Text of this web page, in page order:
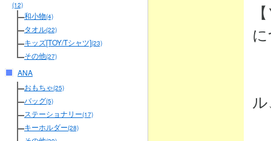
(12)
和小物(4)
タオル(22)
キッズ[TOY/Tシャツ](23)
その他(27)
ANA
おもちゃ(25)
バッグ(5)
ステーショナリー(17)
キーホルダー(28)